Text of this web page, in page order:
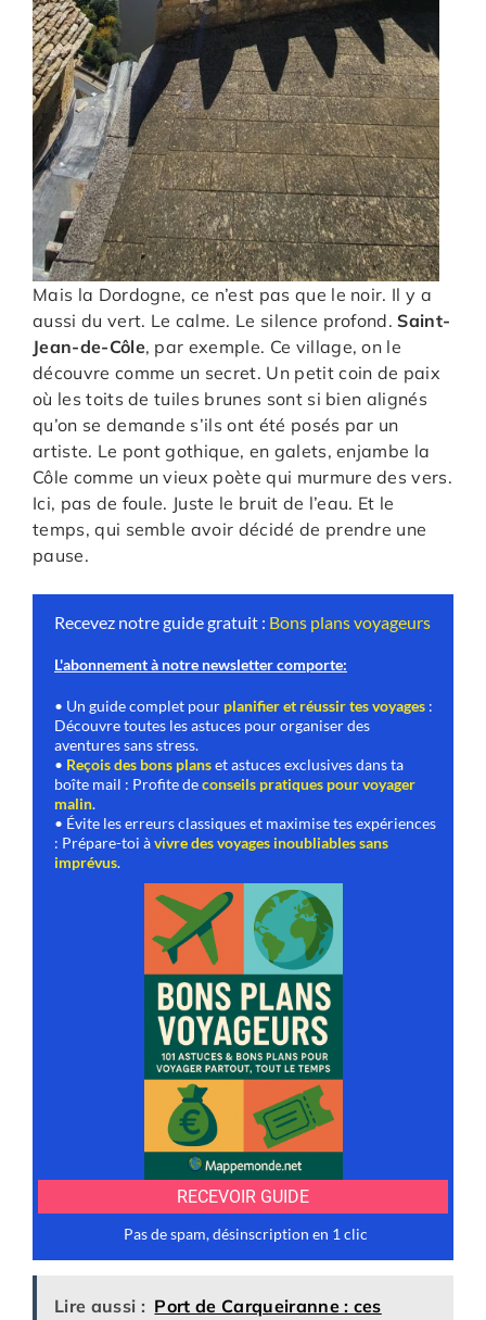
Mais la Dordogne, ce n’est pas que le noir. Il y a
aussi du vert. Le calme. Le silence profond.Saint-
Jean-de-Côle, par exemple. Ce village, on le
découvre comme un secret. Un petit coin de paix
où les toits de tuiles brunes sont si bien alignés
qu’on se demande s’ils ont été posés par un
artiste. Le pont gothique, en galets, enjambe la
Côle comme un vieux poète qui murmure des vers.
Ici, pas de foule. Juste le bruit de l’eau. Et le
temps, qui semble avoir décidé de prendre une
pause.
Lire aussi : Port de Carqueiranne : ces